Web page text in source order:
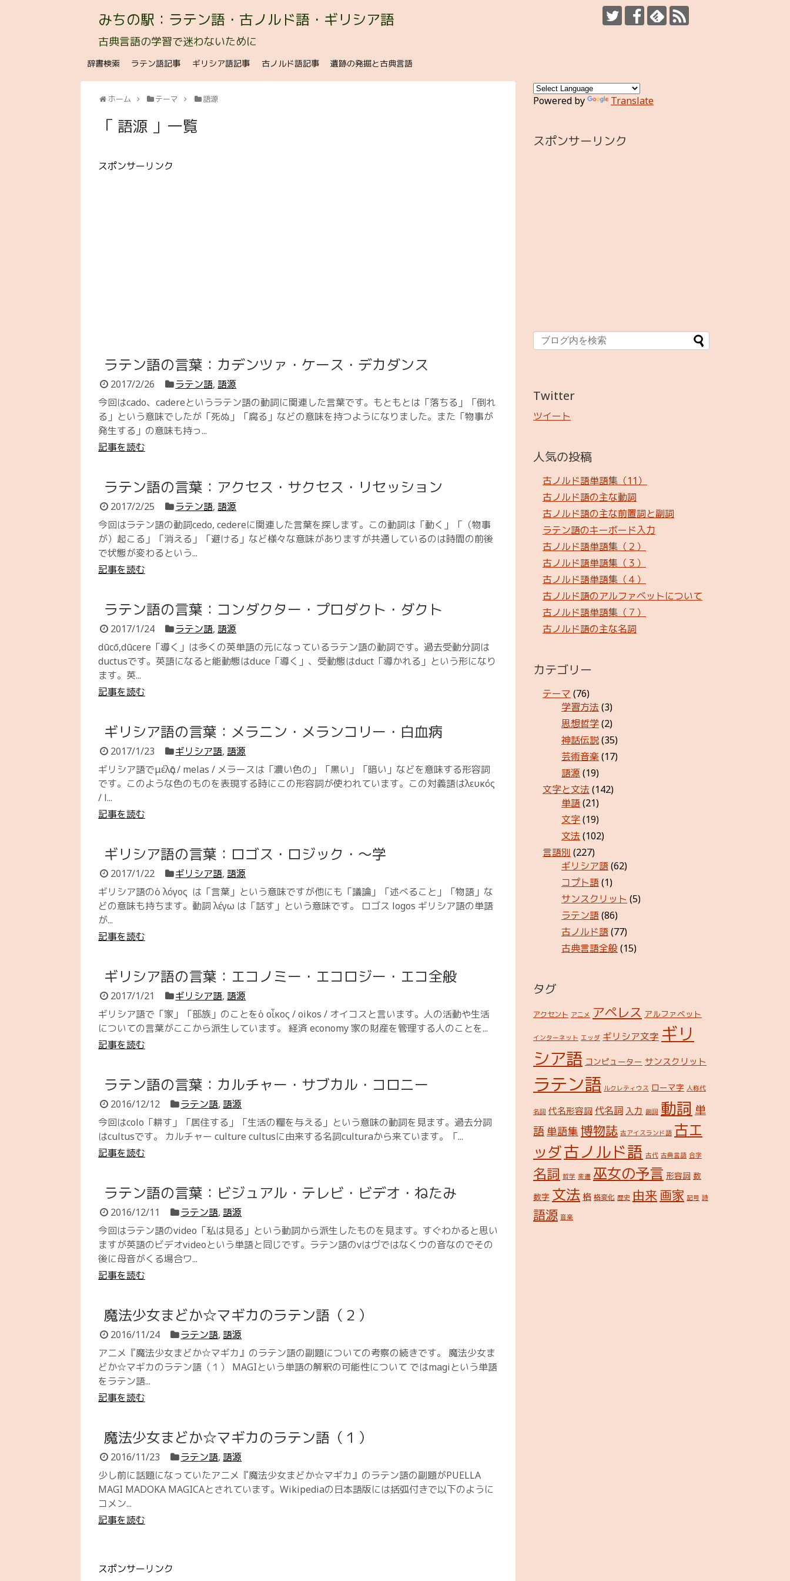
みちの駅：ラテン語・古ノルド語・ギリシア語
古典言語の学習で迷わないために
辞書検索 ラテン語記事 ギリシア語記事 古ノルド語記事 遺跡の発掘と古典言語
ホーム テーマ 語源
「 語源 」一覧
スポンサーリンク
ラテン語の言葉：カデンツァ・ケース・デカダンス
2017/2/26 ラテン語, 語源
今回はcado、cadereというラテン語の動詞に関連した言葉です。もともとは「落ちる」「倒れ
る」という意味でしたが「死ぬ」「腐る」などの意味を持つようになりました。また「物事が
発生する」の意味も持っ...
記事を読む
ラテン語の言葉：アクセス・サクセス・リセッション
2017/2/25 ラテン語, 語源
今回はラテン語の動詞cedo, cedereに関連した言葉を探します。この動詞は「動く」「（物事
が）起こる」「消える」「避ける」など様々な意味がありますが共通しているのは時間の前後
で状態が変わるという...
記事を読む
ラテン語の言葉：コンダクター・プロダクト・ダクト
2017/1/24 ラテン語, 語源
dūcō,dūcere「導く」は多くの英単語の元になっているラテン語の動詞です。過去受動分詞は
ductusです。英語になると能動態はduce「導く」、受動態はduct「導かれる」という形になり
ます。英...
記事を読む
ギリシア語の言葉：メラニン・メランコリー・白血病
2017/1/23 ギリシア語, 語源
ギリシア語でμέλᾱς / melas / メラースは「濃い色の」「黒い」「暗い」などを意味する形容詞
です。このような色のものを表現する時にこの形容詞が使われています。この対義語はλευκός
/ l...
記事を読む
ギリシア語の言葉：ロゴス・ロジック・〜学
2017/1/22 ギリシア語, 語源
ギリシア語のὁ λόγος は「言葉」という意味ですが他にも「議論」「述べること」「物語」な
どの意味も持ちます。動詞 λέγω は「話す」という意味です。 ロゴス logos ギリシア語の単語
が...
記事を読む
ギリシア語の言葉：エコノミー・エコロジー・エコ全般
2017/1/21 ギリシア語, 語源
ギリシア語で「家」「部族」のことをὁ οἶκος / oikos / オイコスと言います。人の活動や生活
についての言葉がここから派生しています。 経済 economy 家の財産を管理する人のことを...
記事を読む
ラテン語の言葉：カルチャー・サブカル・コロニー
2016/12/12 ラテン語, 語源
今回はcolo「耕す」「居住する」「生活の糧を与える」という意味の動詞を見ます。過去分詞
はcultusです。 カルチャー culture cultusに由来する名詞culturaから来ています。「...
記事を読む
ラテン語の言葉：ビジュアル・テレビ・ビデオ・ねたみ
2016/12/11 ラテン語, 語源
今回はラテン語のvideo「私は見る」という動詞から派生したものを見ます。すぐわかると思い
ますが英語のビデオvideoという単語と同じです。ラテン語のvはヴではなくウの音なのでその
後に母音がくる場合ワ...
記事を読む
魔法少女まどか☆マギカのラテン語（２）
2016/11/24 ラテン語, 語源
アニメ『魔法少女まどか☆マギカ』のラテン語の副題についての考察の続きです。 魔法少女ま
どか☆マギカのラテン語（１） MAGIという単語の解釈の可能性について ではmagiという単語
をラテン語...
記事を読む
魔法少女まどか☆マギカのラテン語（１）
2016/11/23 ラテン語, 語源
少し前に話題になっていたアニメ『魔法少女まどか☆マギカ』のラテン語の副題がPUELLA
MAGI MADOKA MAGICAとされています。Wikipediaの日本語版には括弧付きで以下のように
コメン...
記事を読む
スポンサーリンク
Powered by Translate
スポンサーリンク
Twitter
ツイート
人気の投稿
古ノルド語単語集（11）
古ノルド語の主な動詞
古ノルド語の主な前置詞と副詞
ラテン語のキーボード入力
古ノルド語単語集（２）
古ノルド語単語集（３）
古ノルド語単語集（４）
古ノルド語のアルファベットについて
古ノルド語単語集（７）
古ノルド語の主な名詞
カテゴリー
テーマ (76)
学習方法 (3)
思想哲学(2)
神話伝説(35)
芸術音楽 (17)
語源 (19)
文字と文法 (142)
単語(21)
文字(19)
文法 (102)
言語別 (227)
ギリシア語(62)
コプト語(1)
サンスクリット (5)
ラテン語(86)
古ノルド語(77)
古典言語全般 (15)
タグ
アクセント アニメ アペレス アルファベット
インターネット エッダ ギリシア文字 ギリ
シア語 コンピューター サンスクリット
ラテン語 ルクレティウス ローマ字 人称代
名詞 代名形容詞 代名詞 入力 副詞 動詞 単
語単語集 博物誌 古アイスランド語 古エ
ッダ古ノルド語 古代 古典言語 合字
名詞 哲学 変遷 巫女の予言 形容詞 数
数字 文法 格 格変化 歴史 由来画家 記号 詩
語源 音楽